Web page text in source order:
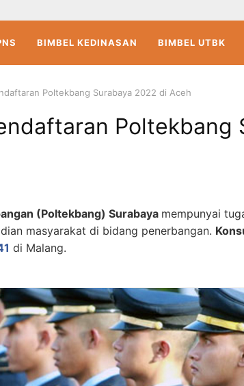
BIMBEL KEDINASAN BIMBEL UTBK
Poltekbang Surabaya 2022 di Aceh
Poltekbang
(Poltekbang) Surabaya mempunyai
masyarakat di bidang penerbangan.
di Malang.